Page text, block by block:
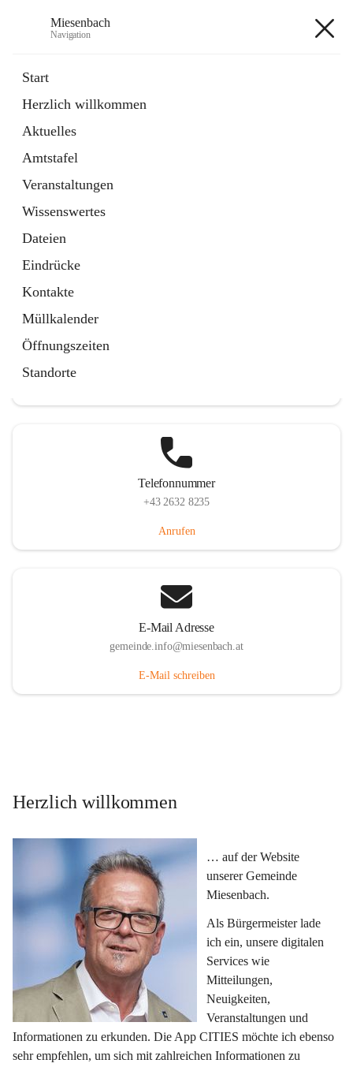
Miesenbach
Navigation
Start
Herzlich willkommen
Aktuelles
Amtstafel
Veranstaltungen
Wissenswertes
Dateien
Eindrücke
Kontakte
Müllkalender
Öffnungszeiten
Standorte
Externe Webseite
in
Tab
Region Schneebergland
Externe Webseite
öffnet
in
neuem
Tab
Telefonnummer
+43 2632 8235
Anrufen
E-Mail Adresse
gemeinde.info@miesenbach.at
E-Mail schreiben
Herzlich willkommen
… auf der Website
unserer Gemeinde
Miesenbach.
Als Bürgermeister lade
ich ein, unsere digitalen
Services wie
Mitteilungen,
Neuigkeiten,
Veranstaltungen und
Informationen zu erkunden. Die App CITIES möchte ich ebenso
sehr empfehlen, um sich mit zahlreichen Informationen zu